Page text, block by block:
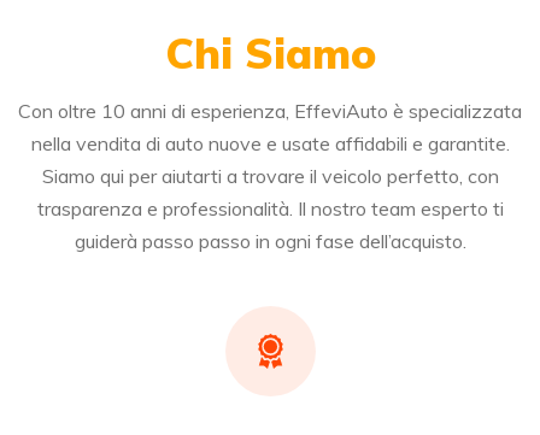
Chi Siamo
Con oltre 10 anni di esperienza, EffeviAuto è specializzata
nella vendita di auto nuove e usate affidabili e garantite.
Siamo qui per aiutarti a trovare il veicolo perfetto, con
trasparenza e professionalità. Il nostro team esperto ti
guiderà passo passo in ogni fase dell’acquisto.